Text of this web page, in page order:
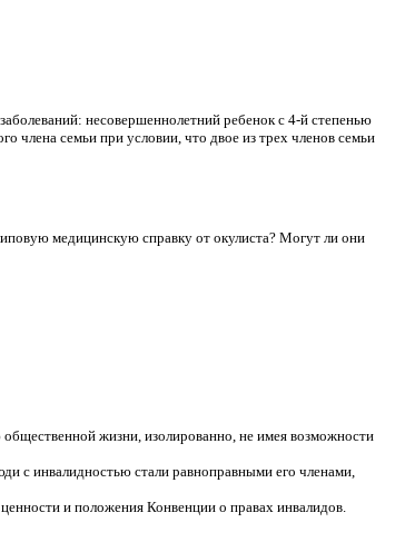
несовершеннолетний ребенок с 4-й степенью
члена семьи при условии, что двое из трех членов семьи
медицинскую справку от окулиста? Могут ли они
жизни, изолированно, не имея возможности
с инвалидностью стали равноправными его членами,
и положения Конвенции о правах инвалидов.